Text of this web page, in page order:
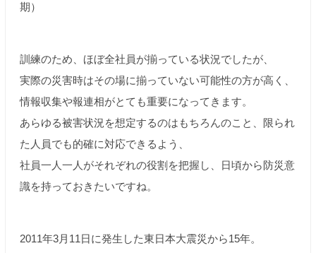
期）
訓練のため、ほぼ全社員が揃っている状況でしたが、
実際の災害時はその場に揃っていない可能性の方が高く、
情報収集や報連相がとても重要になってきます。
あらゆる被害状況を想定するのはもちろんのこと、限られ
た人員でも的確に対応できるよう、
社員一人一人がそれぞれの役割を把握し、日頃から防災意
識を持っておきたいですね。
2011年3月11日に発生した東日本大震災から15年。